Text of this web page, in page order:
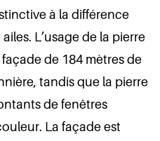
à la différence
L’usage de la pierre
de 184 mètres de
tandis que la pierre
de fenêtres
La façade est